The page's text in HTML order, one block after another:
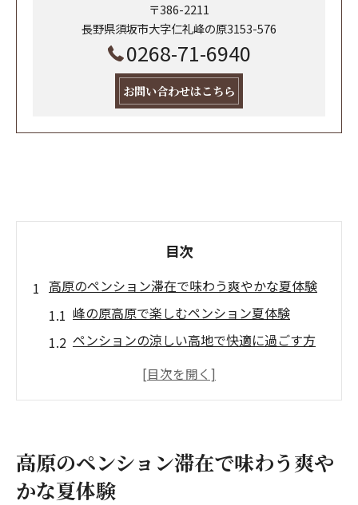
〒386-2211
長野県須坂市大字仁礼峰の原3153-576
0268-71-6940
お問い合わせはこちら
目次
高原のペンション滞在で味わう爽やかな夏体験
峰の原高原で楽しむペンション夏体験
ペンションの涼しい高地で快適に過ごす方
醐味
ペンションの値段と満足度の関係を解説
高原のペンション滞在で味わう爽や
かな夏体験